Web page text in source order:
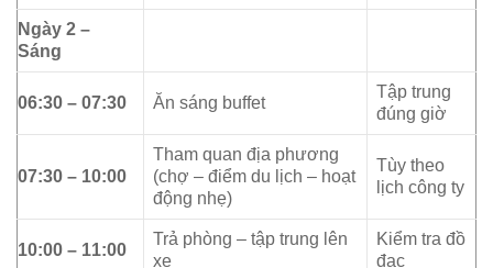
Ngày 2 –
Sáng
06:30 – 07:30 Ăn sáng buffet
Tập trung
đúng giờ
07:30 – 10:00
Tham quan địa phương
(chợ – điểm du lịch – hoạt
động nhẹ)
Tùy theo
lịch công ty
10:00 – 11:00
Trả phòng – tập trung lên
xe
Kiểm tra đồ
đạc